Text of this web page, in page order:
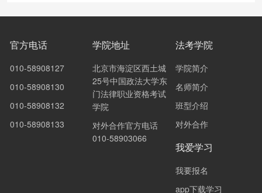
官方电话
010-58908127
010-58908130
010-58908132
010-58908133
学院地址
北京市海淀区西土城
25号中国政法大学东
门法律职业资格考试
学院
对外合作官方电话
010-58903066
法考学院
学院简介
名师简介
班型介绍
对外合作
我爱学习
我要报名
app下载学习